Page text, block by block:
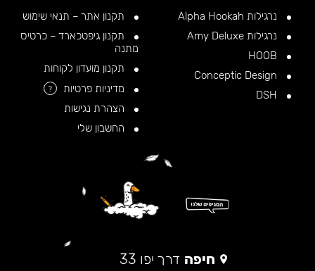
נרגילות Alpha Hookah
נרגילות Amy Deluxe
תקנון אתר – תנאי שימוש
תקנון גיפטכארד – כרטיס
מתנה
תקנון מועדון לקוחות
מדיניות פרטיות
?
הצהרת נגישות
החשבון שלי
חיפה דרך יפו 33